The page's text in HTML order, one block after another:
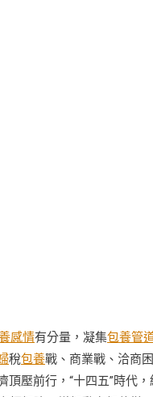
感情有分量，凝集包養管
稅包養戰、商業戰、洽商
頂壓前行，“十四五”時代，